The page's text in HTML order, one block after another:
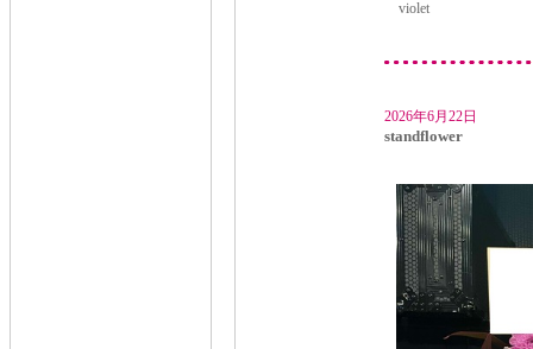
violet
2026年6月22日
standflower